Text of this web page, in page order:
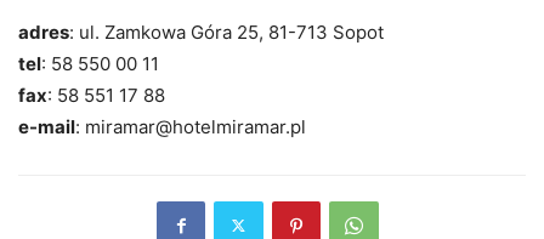
adres: ul. Zamkowa Góra 25, 81-713 Sopot
tel: 58 550 00 11
fax: 58 551 17 88
e-mail: miramar@hotelmiramar.pl